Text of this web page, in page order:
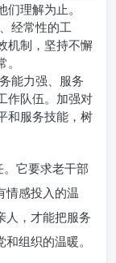
理解为止。
经常性的工
机制，坚持不懈
能力强、服务
作队伍。加强对
和服务技能，树
。它要求老干部
情感投入的温
人，才能把服务
组织的温暖。